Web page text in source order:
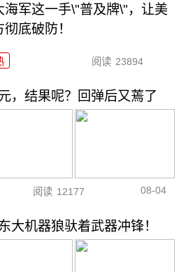
海军这一手\"普及牌\"，让美
彻底破防！
阅读 23894
，结果呢？回弹后又蔫了
阅读 12177 08-04
大机器狼驮着武器冲锋！